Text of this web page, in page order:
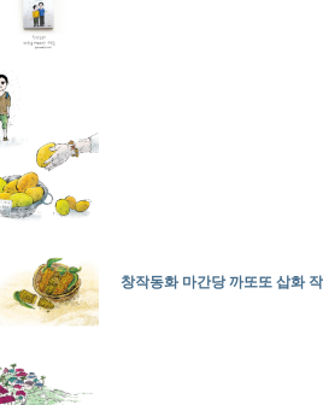
창작동화 마간당 까또또 삽화